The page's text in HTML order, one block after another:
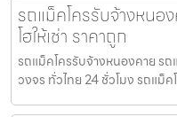
รถแม็คโครรับจ้างหนอ
โฮให้เช่า ราคาถูก
รถแม็คโครรับจ้างหนองคาย รถ
วงจร ทั่วไทย 24 ชั่วโมง รถแม็